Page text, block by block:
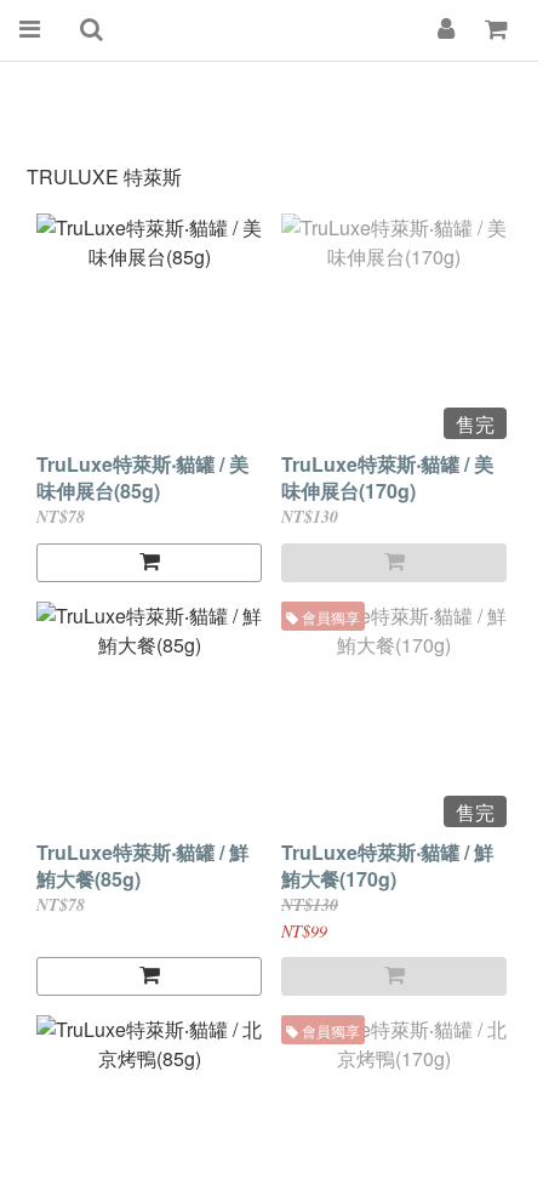
TRULUXE 特萊斯
TruLuxe特萊斯‧貓罐 / 美
味伸展台(85g)
NT$78
售完
TruLuxe特萊斯‧貓罐 / 美
味伸展台(170g)
NT$130
TruLuxe特萊斯‧貓罐 / 鮮
鮪大餐(85g)
NT$78
會員獨享
售完
TruLuxe特萊斯‧貓罐 / 鮮
鮪大餐(170g)
NT$130
NT$99
會員獨享